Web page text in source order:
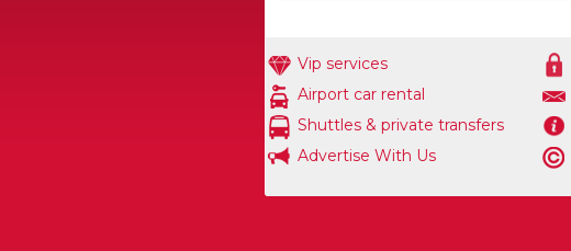
Vip services
Airport car rental
Shuttles & private transfers
Advertise With Us